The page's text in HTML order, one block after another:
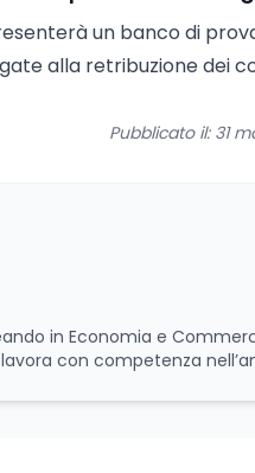
un banco di
alla retribuzione dei
Pubblicato il: 31
in Economia e
con competenza
Alla preparazione